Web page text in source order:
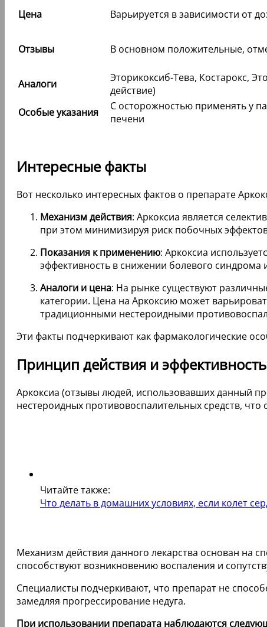
Цена
Варьируется в зависимости от
Отзывы В основном положительные,
Аналоги
Эторикоксиб-Тева, Костарокс,
действие)
Особые указания
С осторожностью применять у
печени
Интересные факты
Вот несколько интересных фактов о препарате
Механизм действия: Аркоксиа является
при этом минимизируя риск побочных
Показания к применению: Аркоксиа
эффективность в снижении болевого
Аналоги и цена: На рынке существуют
категории. Цена на Аркоксию может
традиционными нестероидными
Эти факты подчеркивают как фармакологические
Принцип действия и эффективность
Аркоксиа (отзывы людей, использовавших данный
нестероидных противовоспалительных средств,
Читайте также:
Что делать в домашних условиях, если колет
Механизм действия данного лекарства основан на
способствуют возникновению воспаления и
Специалисты подчеркивают, что препарат не
замедляя прогрессирование недуга.
При использовании препарата наблюдаются